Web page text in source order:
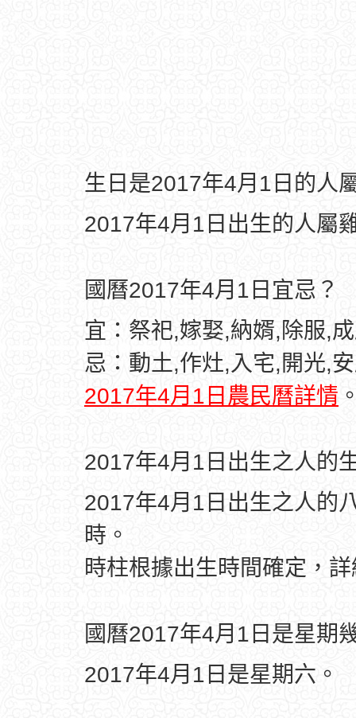
生日是2017年4月1日的人
2017年4月1日出生的人屬
國曆2017年4月1日宜忌？
宜：祭祀,嫁娶,納婿,除服,
忌：動土,作灶,入宅,開光,
2017年4月1日農民曆詳情
2017年4月1日出生之人的
2017年4月1日出生之人的
時。
時柱根據出生時間確定，
國曆2017年4月1日是星期
2017年4月1日是星期六。